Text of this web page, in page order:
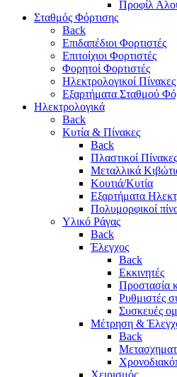
Προφίλ
Σταθμός Φόρτισης
Back
Επιδαπέδιοι Φορτιστές
Επιτoίχιοι Φορτιστές
Φορητοί Φορτιστές
Ηλεκτρολογικοί
Εξαρτήματα Σταθμού
Ηλεκτρολογικά
Back
Κυτία & Πίνακες
Back
Πλαστικοί Πίνακες
Μεταλλικά
Κουτιά/Κυτία
Εξαρτήματα
Πολυμορφικοί
Υλικό Ράγας
Back
Έλεγχος
Back
Εκκινητές
Προστασία
Ρυθμιστές
Συσκευές
Μέτρηση &
Back
Χειρισμός